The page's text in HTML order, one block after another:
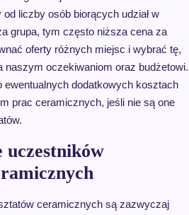
liczby osób biorących udział w
grupa, tym często niższa cena za
oferty różnych miejsc i wybrać tę,
naszym oczekiwaniom oraz budżetowi.
ewentualnych dodatkowych kosztach
prac ceramicznych, jeśli nie są one
uczestników
ceramicznych są zazwyczaj